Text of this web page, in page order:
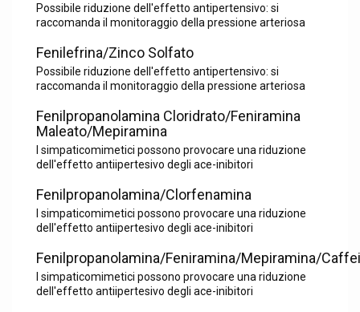
Possibile riduzione dell'effetto antipertensivo: si
raccomanda il monitoraggio della pressione arteriosa
Fenilefrina/Zinco Solfato
Possibile riduzione dell'effetto antipertensivo: si
raccomanda il monitoraggio della pressione arteriosa
Fenilpropanolamina Cloridrato/Feniramina
Maleato/Mepiramina
I simpaticomimetici possono provocare una riduzione
dell'effetto antiipertesivo degli ace-inibitori
Fenilpropanolamina/Clorfenamina
I simpaticomimetici possono provocare una riduzione
dell'effetto antiipertesivo degli ace-inibitori
Fenilpropanolamina/Feniramina/Mepiramina/
I simpaticomimetici possono provocare una riduzione
dell'effetto antiipertesivo degli ace-inibitori